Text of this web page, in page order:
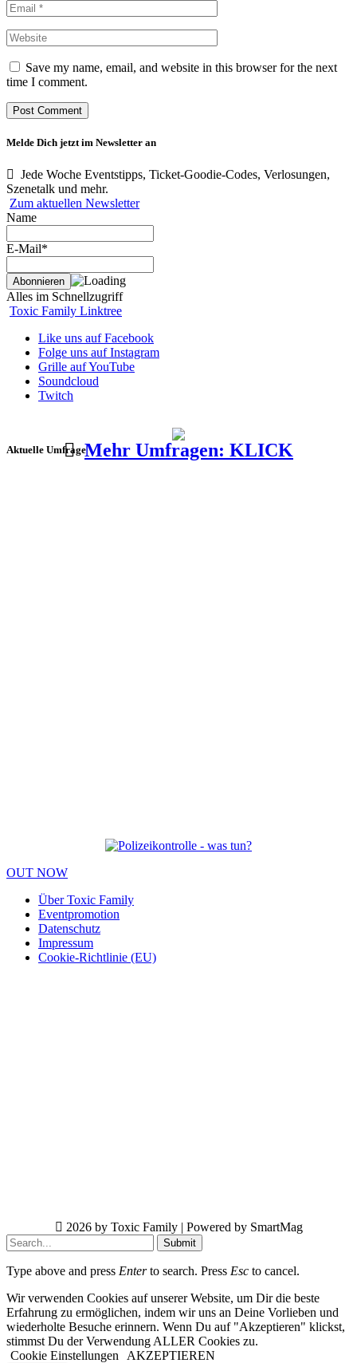
Save my name, email, and website in this browser for the next
time I comment.
Melde Dich jetzt im Newsletter an
Jede Woche Eventstipps, Ticket-Goodie-Codes, Verlosungen,
Szenetalk und mehr.
Zum aktuellen Newsletter
Name
E-Mail*
Alles im Schnellzugriff
Toxic Family Linktree
Like uns auf Facebook
Folge uns auf Instagram
Grille auf YouTube
Soundcloud
Twitch
Aktuelle UmfrageMehr Umfragen: KLICK
OUT NOW
Über Toxic Family
Eventpromotion
Datenschutz
Impressum
Cookie-Richtlinie (EU)
2026 by Toxic Family | Powered by SmartMag
Submit
Type above and press Enterto search. Press Esc to cancel.
Wir verwenden Cookies auf unserer Website, um Dir die beste
Erfahrung zu ermöglichen, indem wir uns an Deine Vorlieben und
wiederholte Besuche erinnern. Wenn Du auf "Akzeptieren" klickst,
stimmst Du der Verwendung ALLER Cookies zu.
Cookie Einstellungen
AKZEPTIEREN